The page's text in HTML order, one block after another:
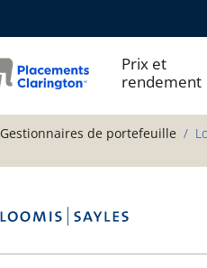
Prix et
rendement
Gestionnaires de portefeuille